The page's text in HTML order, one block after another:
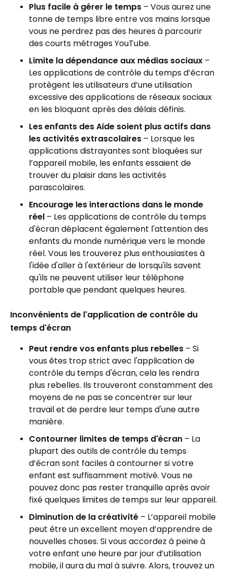
Plus facile à gérer le temps – Vous aurez une
tonne de temps libre entre vos mains lorsque
vous ne perdrez pas des heures à parcourir
des courts métrages YouTube.
Limite la dépendance aux médias sociaux –
Les applications de contrôle du temps d’écran
protègent les utilisateurs d’une utilisation
excessive des applications de réseaux sociaux
en les bloquant après des délais définis.
Les enfants des Aide soient plus actifs dans
les activités extrascolaires – Lorsque les
applications distrayantes sont bloquées sur
l’appareil mobile, les enfants essaient de
trouver du plaisir dans les activités
parascolaires.
Encourage les interactions dans le monde
réel – Les applications de contrôle du temps
d'écran déplacent également l'attention des
enfants du monde numérique vers le monde
réel. Vous les trouverez plus enthousiastes à
l'idée d'aller à l'extérieur de lorsqu'ils savent
qu'ils ne peuvent utiliser leur téléphone
portable que pendant quelques heures.
Inconvénients de l'application de contrôle du
temps d'écran
Peut rendre vos enfants plus rebelles – Si
vous êtes trop strict avec l'application de
contrôle du temps d'écran, cela les rendra
plus rebelles. Ils trouveront constamment des
moyens de ne pas se concentrer sur leur
travail et de perdre leur temps d'une autre
manière.
Contourner limites de temps d'écran – La
plupart des outils de contrôle du temps
d’écran sont faciles à contourner si votre
enfant est suffisamment motivé. Vous ne
pouvez donc pas rester tranquille après avoir
fixé quelques limites de temps sur leur appareil.
Diminution de la créativité – L’appareil mobile
peut être un excellent moyen d’apprendre de
nouvelles choses. Si vous accordez à peine à
votre enfant une heure par jour d’utilisation
mobile, il aura du mal à suivre. Alors, trouvez un